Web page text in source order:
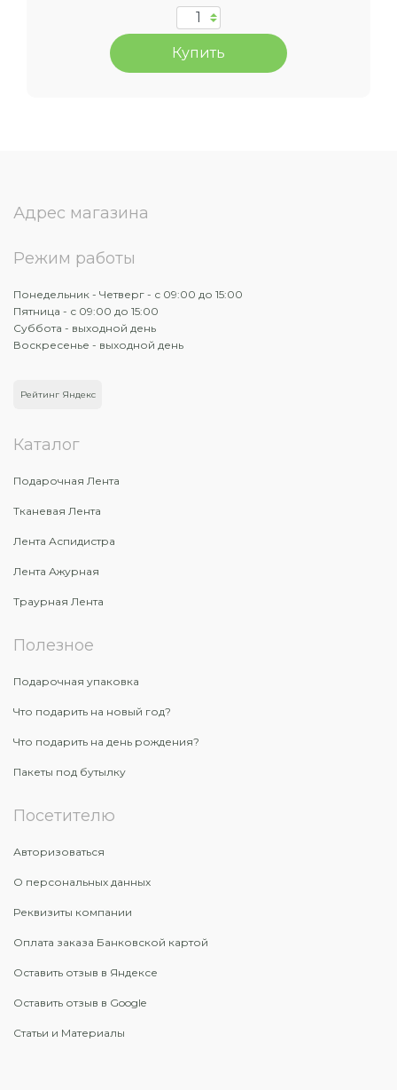
Купить
Адрес магазина
Режим работы
Понедельник - Четверг - с 09:00 до 15:00
Пятница - с 09:00 до 15:00
Суббота - выходной день
Воскресенье - выходной день
Рейтинг Яндекс
Каталог
Подарочная Лента
Тканевая Лента
Лента Аспидистра
Лента Ажурная
Траурная Лента
Полезное
Подарочная упаковка
Что подарить на новый год?
Что подарить на день рождения?
Пакеты под бутылку
Посетителю
Авторизоваться
О персональных данных
Реквизиты компании
Оплата заказа Банковской картой
Оставить отзыв в Яндексе
Оставить отзыв в Google
Статьи и Материалы